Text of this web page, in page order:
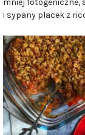
mniej fotogeniczne,
i sypany placek z